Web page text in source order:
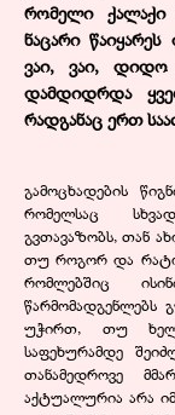
რომელი
ნაცარი
ვაი, ვაი, დიდო
დამდიდრდა
რადგანაც ერთ
გამოცხადების
რომელსაც
გვთავაზობს, თან
თუ როგორ და
რომლებშიც
წარმომადგენლებს
უჭირთ, თუ
საფეხურამდე
თანამედროვე
აქტუალურია არა